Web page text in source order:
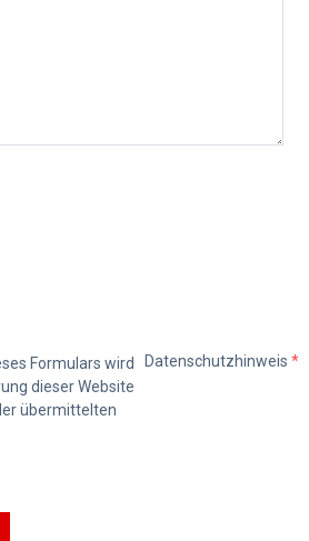
Datenschutzhinweis *
Formulars wird
dieser Website
übermittelten